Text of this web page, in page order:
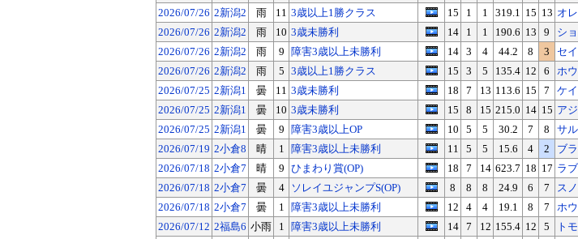
2026/07/26 2新潟2 雨 11 3歳以上1勝クラス 15 1 1 319.1 15 13 オ
2026/07/26 2新潟2 雨 10 3歳未勝利 14 1 1 190.6 13 9 シ
2026/07/26 2新潟2 雨 9 障害3歳以上未勝利 14 3 4 44.2 8 3 セ
2026/07/26 2新潟2 雨 5 3歳以上1勝クラス 15 3 5 135.4 12 6 ホ
2026/07/25 2新潟1 曇 11 3歳未勝利 18 7 13 113.6 15 7 ケ
2026/07/25 2新潟1 曇 10 3歳未勝利 15 8 15 215.0 14 15 ア
2026/07/25 2新潟1 曇 9 障害3歳以上OP 10 5 5 30.2 7 8 サ
2026/07/19 2小倉8 晴 1 障害3歳以上未勝利 11 5 5 15.6 4 2 ブ
2026/07/18 2小倉7 晴 9 ひまわり賞(OP) 18 7 14 623.7 18 17 ラ
2026/07/18 2小倉7 曇 4 ソレイユジャンプS(OP) 8 8 8 24.9 6 7 ス
2026/07/18 2小倉7 曇 1 障害3歳以上未勝利 12 4 4 19.1 8 7 ホ
2026/07/12 2福島6 小雨 1 障害3歳以上未勝利 14 7 12 155.4 12 5 ト